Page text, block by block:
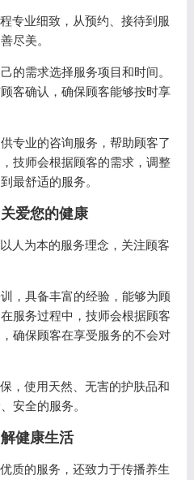
专业细致，从预约、接待到服
尽美。
的需求选择服务项目和时间。
客确认，确保顾客能够按时享
专业的咨询服务，帮助顾客了
技师会根据顾客的需求，调整
最舒适的服务。
爱您的健康
人为本的服务理念，关注顾客
，具备丰富的经验，能够为顾
服务过程中，技师会根据顾客
确保顾客在享受服务的不会对
，使用天然、无害的护肤品和
安全的服务。
健康生活
质的服务，还致力于传播养生